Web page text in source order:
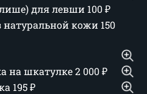
для левши 100₽
кожи 150
на шкатулке2 000₽
195₽